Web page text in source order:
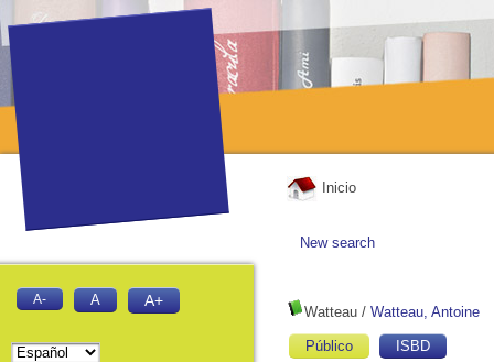
Inicio
New search
Watteau / Watteau, Antoine
Público
ISBD
A- A A+